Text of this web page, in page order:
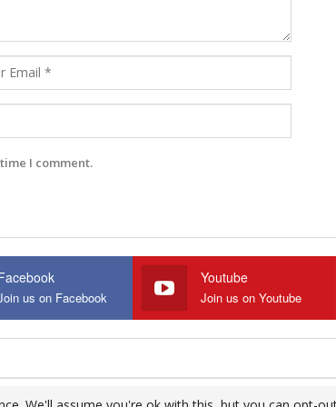
I comment.
us on Facebook
Youtube
Join us on Youtube